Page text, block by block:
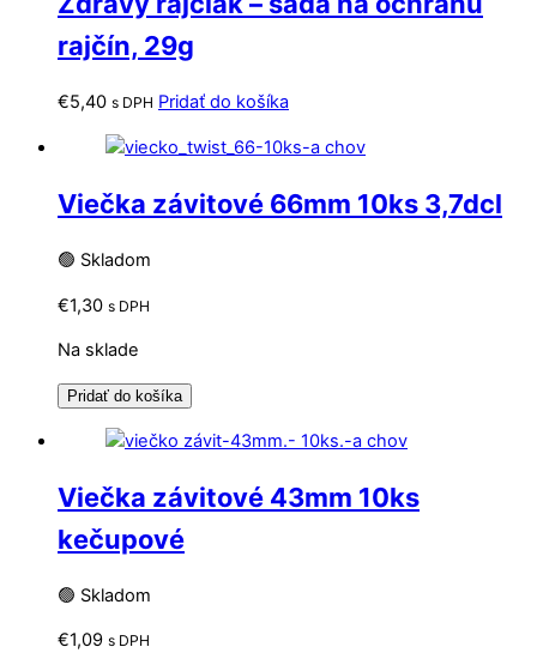
rajčín, 29g
€5,40 s DPH Pridať do košíka
Viečka závitové 66mm 10ks 3,7dcl
🟢 Skladom
€1,30 s DPH
Na sklade
Pridať do košíka
Viečka závitové 43mm 10ks
kečupové
🟢 Skladom
€1,09 s DPH